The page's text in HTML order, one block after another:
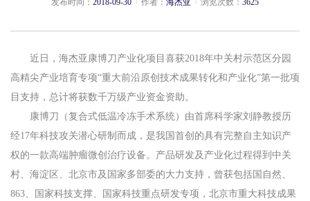
发布时间： 2018-09-30 作者： 海杰亚 浏览次数： 3625
近日，海杰亚康博刀产业化项目喜获2018年中关村示范区分园
高精尖产业培育专项“重大前沿原创技术成果转化和产业化”第一批项
目支持，总计将获数千万级产业资金资助。
康博刀（复合式低温冷冻手术系统）由首席科学家刘静教授历
经17年科技攻关潜心研制而成，是我国首创的具有完整自主知识产
权的一款高端肿瘤微创治疗设备。产品研发及产业化过程得到中关
村、海淀区、北京市及国家多部委的大力支持，曾获包括国自然、
863、国家科技支撑、国家科技重点研发专项，北京市重大科技成果